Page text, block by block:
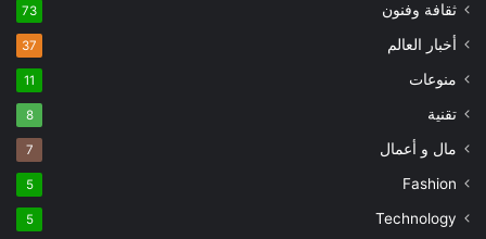
ثقافة وفنون 73
أخبار العالم 37
منوعات 11
تقنية 8
مال و أعمال 7
Fashion
5
Technology
5